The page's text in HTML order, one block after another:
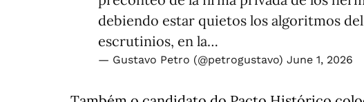
debiendo estar quietos los algoritmos
escrutinios, en la…
— Gustavo Petro (@petrogustavo) June 1, 2026